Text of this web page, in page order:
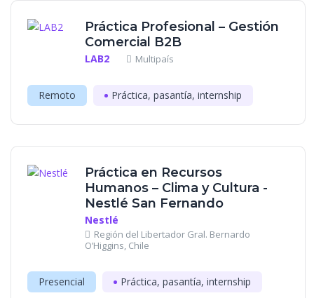
Práctica Profesional – Gestión
Comercial B2B
LAB2 Multipaís
Remoto Práctica, pasantía, internship
Práctica en Recursos
Humanos – Clima y Cultura -
Nestlé San Fernando
Nestlé
Región del Libertador Gral. Bernardo
O’Higgins, Chile
Presencial Práctica, pasantía, internship